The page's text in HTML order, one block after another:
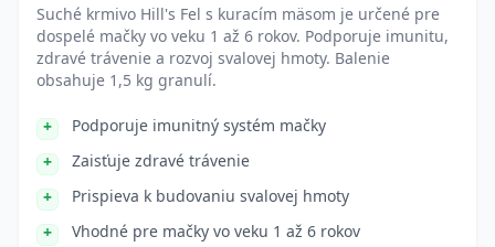
Suché krmivo Hill's Fel s kuracím mäsom je určené pre
dospelé mačky vo veku 1 až 6 rokov. Podporuje imunitu,
zdravé trávenie a rozvoj svalovej hmoty. Balenie
obsahuje 1,5 kg granulí.
Podporuje imunitný systém mačky
Zaisťuje zdravé trávenie
Prispieva k budovaniu svalovej hmoty
Vhodné pre mačky vo veku 1 až 6 rokov